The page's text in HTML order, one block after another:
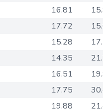
16.81
17.72
15.28
14.35
16.51
17.75
19.88